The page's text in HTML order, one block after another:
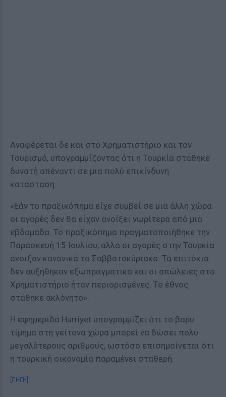
Αναφέρεται δε και στο Χρηματιστήριο και τον
Τουρισμό, υπογραμμίζοντας ότι η Τουρκία στάθηκε
δυνατή απέναντι σε μια πολύ επικίνδυνη
κατάσταση.
«Εάν το πραξικόπημα είχε συμβεί σε μια άλλη χώρα
οι αγορές δεν θα είχαν ανοίξει νωρίτερα από μια
εβδομάδα. Το πραξικόπημα πραγματοποιήθηκε την
Παρασκευή 15 Ιουλίου, αλλά οι αγορές στην Τουρκία
άνοιξαν κανονικά το Σαββατοκύριακο. Τα επιτόκια
δεν αυξήθηκαν εξωπραγματικά και οι απώλειες στο
Χρηματιστήριο ήταν περιορισμένες. Το έθνος
στάθηκε ακλόνητο».
Η εφημερίδα Hurriyet υπογραμμίζει ότι το βαρύ
τίμημα στη γείτονα χώρα μπορεί να δώσει πολύ
μεγαλύτερους αριθμούς, ωστόσο επισημαίνεται ότι
η τουρκική οικονομία παραμένει σταθερή.
[ΠΗΓΗ]